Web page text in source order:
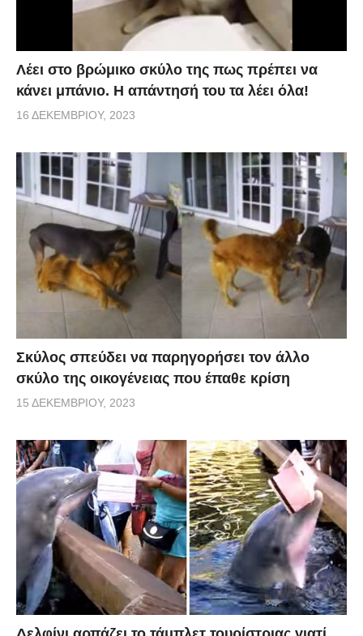
Λέει στο βρώμικο σκύλο της πως πρέπει να
κάνει μπάνιο. Η απάντησή του τα λέει όλα!
16 ΔΕΚΕΜΒΡΊΟΥ, 2023
Σκύλος σπεύδει να παρηγορήσει τον άλλο
σκύλο της οικογένειας που έπαθε κρίση
15 ΔΕΚΕΜΒΡΊΟΥ, 2023